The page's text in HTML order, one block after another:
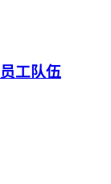
工队伍